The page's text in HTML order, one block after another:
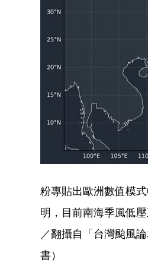
粉專貼出歐洲數值模
明，目前南海季風低
／翻攝自「台灣颱風
書）